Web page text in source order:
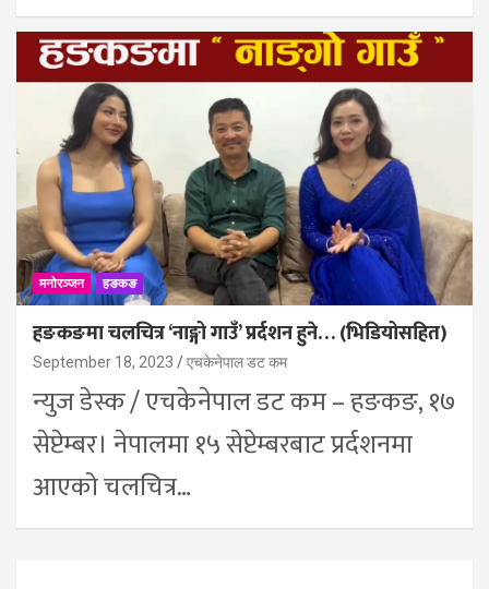
मनोरञ्जन हङकङ
हङकङमा चलचित्र ‘नाङ्गो गाउँ’ प्रर्दशन हुने… (भिडियोसहित)
September 18, 2023 एचकेनेपाल डट कम
न्युज डेस्क / एचकेनेपाल डट कम – हङकङ, १७
सेप्टेम्बर। नेपालमा १५ सेप्टेम्बरबाट प्रर्दशनमा
आएको चलचित्र…